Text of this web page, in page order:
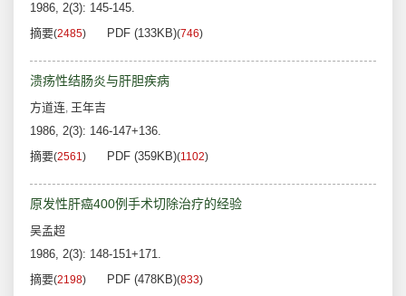
1986, 2(3): 145-145.
摘要(2485) PDF (133KB)(746)
溃疡性结肠炎与肝胆疾病
方道连, 王年吉
1986, 2(3): 146-147+136.
摘要(2561) PDF (359KB)(1102)
原发性肝癌400例手术切除治疗的经验
吴孟超
1986, 2(3): 148-151+171.
摘要(2198) PDF (478KB)(833)